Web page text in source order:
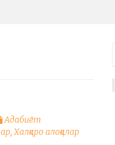
Адабиёт
,Халқаро алоқалар